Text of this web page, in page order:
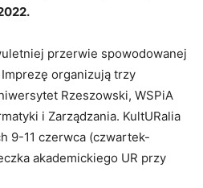
przerwie spowodowanej
organizują trzy
Rzeszowski, WSPiA
i Zarządzania. KultURalia
9-11 czerwca (czwartek-
akademickiego UR przy